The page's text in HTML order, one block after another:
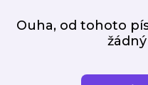
Ouha, od tohoto